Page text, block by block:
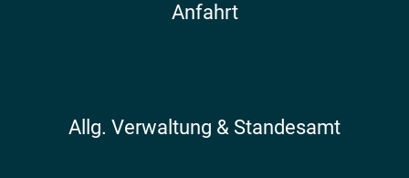
Anfahrt
Allg. Verwaltung & Standesamt